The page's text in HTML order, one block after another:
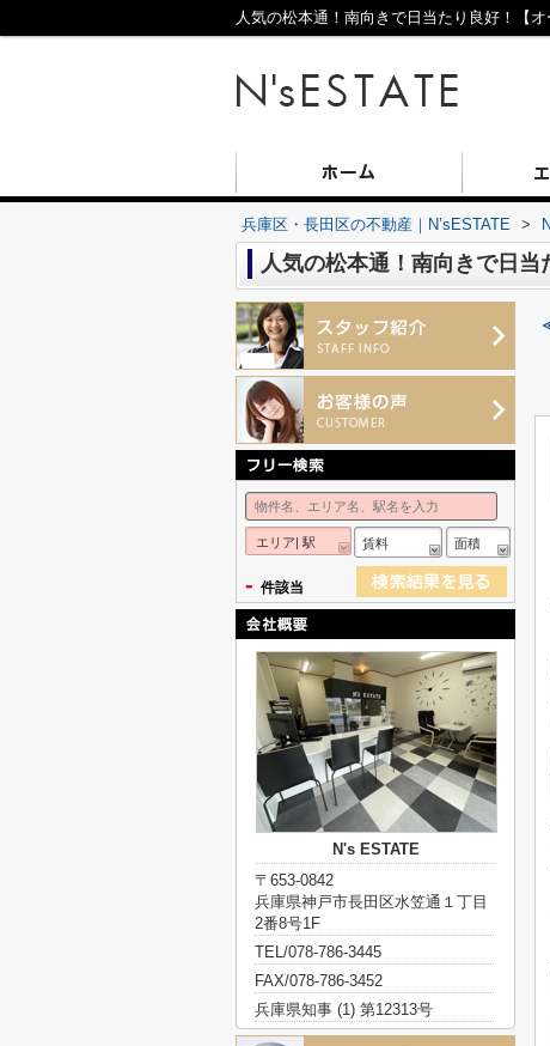
人気の松本通！南向きで日当たり良好！【
兵庫区・長田区の不動産｜N’sESTATE >
人気の松本通！南向きで日当
エリア| 駅 賃料 面積
- 件該当
N's ESTATE
〒653-0842
兵庫県神戸市長田区水笠通１丁目
2番8号1F
TEL/078-786-3445
FAX/078-786-3452
兵庫県知事 (1) 第12313号